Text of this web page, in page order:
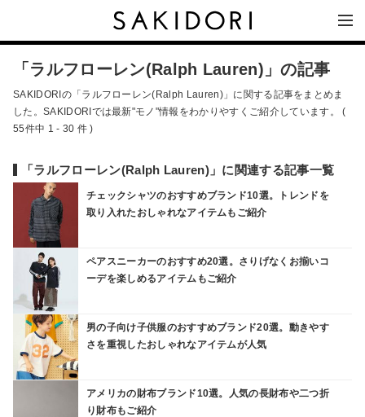
「ラルフローレン(Ralph Lauren)」の記事
SAKIDORIの「ラルフローレン(Ralph Lauren)」に関する記事をまとめま
した。SAKIDORIでは最新"モノ"情報をわかりやすくご紹介しています。 (
55件中 1 - 30 件 )
「ラルフローレン(Ralph Lauren)」に関連する記事一覧
チェックシャツのおすすめブランド10選。トレンドを
取り入れたおしゃれなアイテムもご紹介
ペアスニーカーのおすすめ20選。さりげなくお揃いコ
ーデを楽しめるアイテムもご紹介
男の子向け子供服のおすすめブランド20選。動きやす
さを重視したおしゃれなアイテムが人気
アメリカの財布ブランド10選。人気の長財布や二つ折
り財布もご紹介